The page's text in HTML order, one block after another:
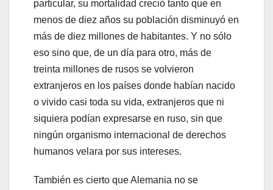
particular, su mortalidad creció tanto que en
menos de diez años su población disminuyó en
más de diez millones de habitantes. Y no sólo
eso sino que, de un día para otro, más de
treinta millones de rusos se volvieron
extranjeros en los países donde habían nacido
o vivido casi toda su vida, extranjeros que ni
siquiera podían expresarse en ruso, sin que
ningún organismo internacional de derechos
humanos velara por sus intereses.
También es cierto que Alemania no se